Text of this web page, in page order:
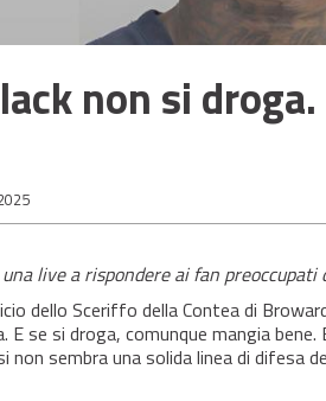
non si
live a rispondere ai fan
dello Sceriffo della Contea di
E se si droga, comunque mangia
sembra una solida linea di difesa